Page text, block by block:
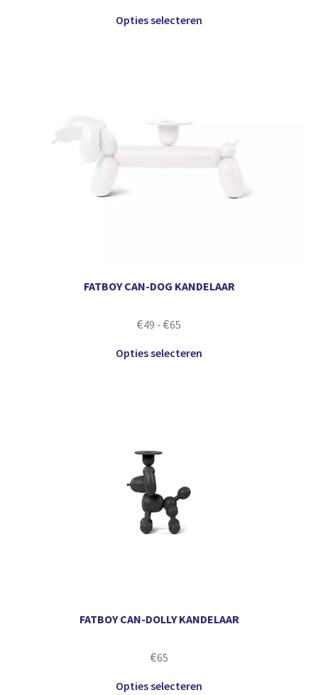
Opties selecteren
FATBOY CAN-DOG KANDELAAR
€49 - €65
Opties selecteren
FATBOY CAN-DOLLY KANDELAAR
€65
Opties selecteren